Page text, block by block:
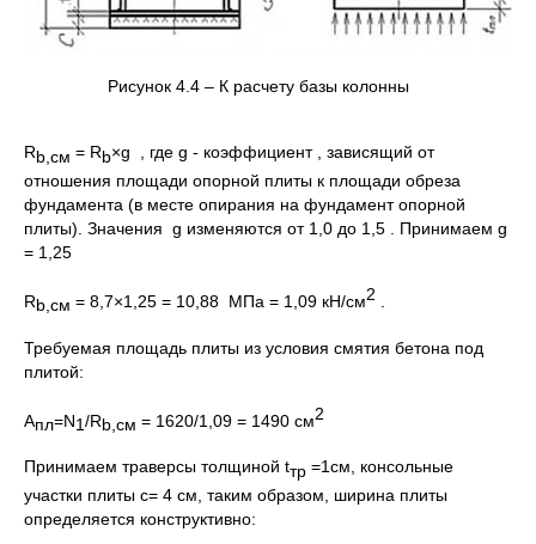
Рисунок 4.4 – К расчету базы колонны
Rb ,см = Rb×g , где g - коэффициент , зависящий от
отношения площади опорной плиты к площади обреза
фундамента (в месте опирания на фундамент опорной
плиты). Значения g изменяются от 1,0 до 1,5 . Принимаем g
= 1,25
Rb,см = 8,7×1,25 = 10,88 МПа = 1,09 кН/см2
Требуемая площадь плиты из условия смятия бетона под
плитой:
Апл=N1/Rb ,см = 1620/1,09 = 1490 см2
Принимаем траверсы толщиной tтр =1см, консольные
участки плиты с= 4 см, таким образом, ширина плиты
определяется конструктивно: